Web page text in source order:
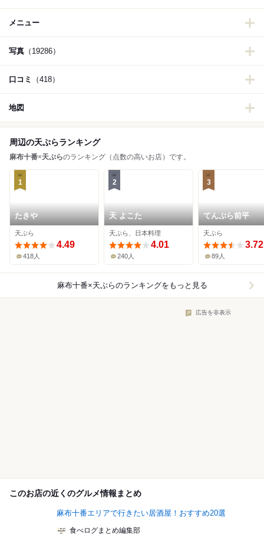
メニュー
写真 （19286）
口コミ （418）
地図
周辺の天ぷらランキング
麻布十番×天ぷらのランキング（点数の高いお店）です。
1
たきや
天ぷら
4.49
418人
2
天 よこた
天ぷら、日本料理
4.01
240人
3
てんぷら前平
天ぷら
3.72
89人
麻布十番×天ぷらのランキングをもっと見る
広告を非表示
このお店の近くのグルメ情報まとめ
麻布十番エリアで行きたい居酒屋！おすすめ20選
食べログまとめ編集部